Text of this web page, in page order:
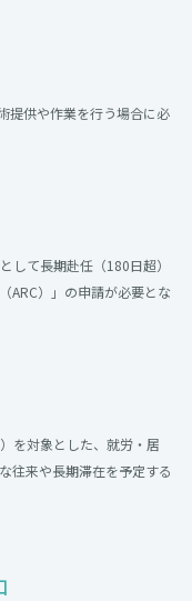
提供や作業を行う場合に必
して長期赴任（180日超）
ARC）」の申請が必要とな
を対象とした、就労・居
往来や長期滞在を予定する